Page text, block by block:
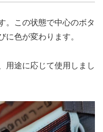
。この状態で中心のボタ
に色が変わります。
用途に応じて使用しまし